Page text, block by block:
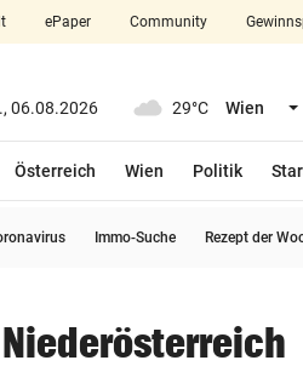
closeSchließen
arrow_right
ePaper Community
aufklappen
06.08.2026 29°C Wien
Österreich Wien Politik
Immo-Suche Rezept der